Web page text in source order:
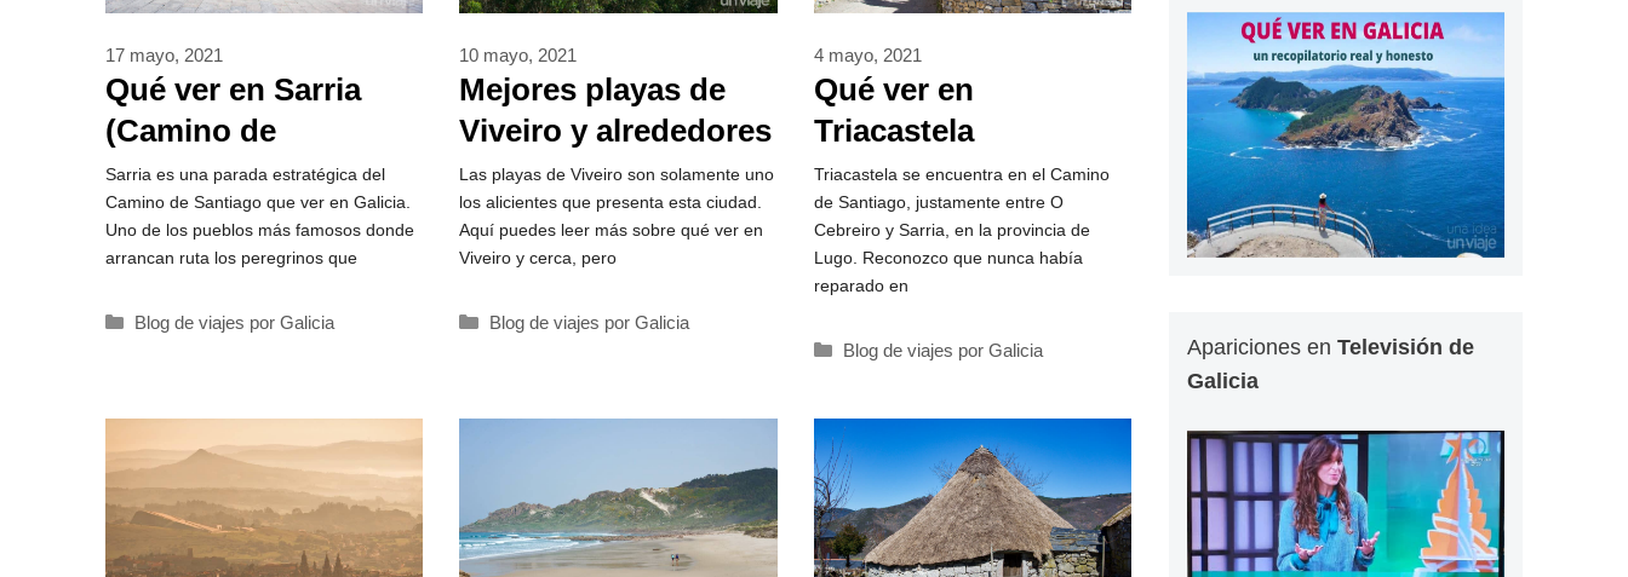
Qué ver en Sarria
(Camino de
Santiago)
17 mayo, 2021
Sarria es una parada estratégica del
Camino de Santiago que ver en Galicia.
Uno de los pueblos más famosos donde
arrancan ruta los peregrinos que
Categorías
Blog de viajes por Galicia
Mejores playas de
Viveiro y alrededores
10 mayo, 2021
Las playas de Viveiro son solamente uno
los alicientes que presenta esta ciudad.
Aquí puedes leer más sobre qué ver en
Viveiro y cerca, pero
Categorías
Blog de viajes por Galicia
Qué ver en
Triacastela
4 mayo, 2021
Triacastela se encuentra en el Camino
de Santiago, justamente entre O
Cebreiro y Sarria, en la provincia de
Lugo. Reconozco que nunca había
reparado en
Categorías
Blog de viajes por Galicia Apariciones en Televisión de
Galicia